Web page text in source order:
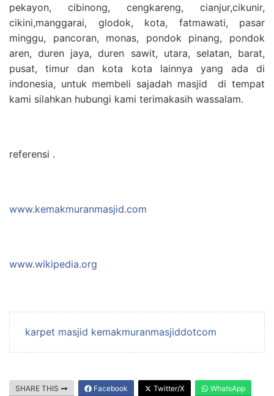
pekayon, cibinong, cengkareng, cianjur,cikunir,
cikini,manggarai, glodok, kota, fatmawati, pasar
minggu, pancoran, monas, pondok pinang, pondok
aren, duren jaya, duren sawit, utara, selatan, barat,
pusat, timur dan kota kota lainnya yang ada di
indonesia, untuk membeli sajadah masjid di tempat
kami silahkan hubungi kami terimakasih wassalam.
referensi .
www.kemakmuranmasjid.com
www.wikipedia.org
karpet masjid kemakmuranmasjiddotcom
SHARE THIS Facebook Twitter/X WhatsApp